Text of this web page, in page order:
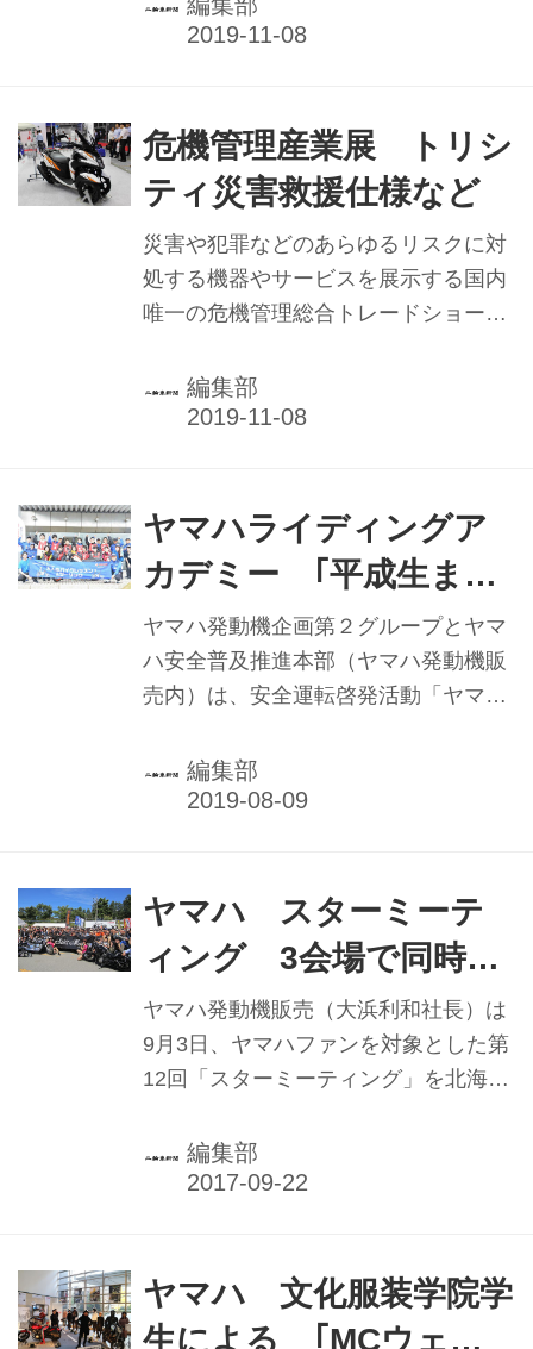
来場者数は10万5675人（速報値）。
危機管理産業展 トリシ
ティ災害救援仕様など
災害や犯罪などのあらゆるリスクに対
処する機器やサービスを展示する国内
唯一の危機管理総合トレードショーで
（RISCONTOKYO）2019」が、10月2
日～4日、東京都江東区の東京ビッグ
「トリシティ災害救援活動コンセプト
モデル」を展示。フロント二輪の
LMW（リーニングマルチホイール）モ
デルのトリシティに大型キャリア、シ
ート下に補助電源／バッテリー、サイ
レン／スピーカーなどを装備し、防災
る。既に販売されているスノータイ
ヤ、ハイスクリーン／ナックルバイザ
編集部
ヤマハライディングア
カデミー ｢平成生まれ
限定｣新設 女性対象
も レッスン＆プチツ
ーリング楽しむ
ヤマハ発動機企画第２グループとヤマ
ハ安全普及推進本部（ヤマハ発動機販
売内）は、安全運転啓発活動「ヤマハ
環で行っている「大人のバイクレッス
ン」のうち、今年から、平成生まれの
編集部
ヤマハ スターミーテ
ィング 3会場で同時開
催 1300台参加
ヤマハ発動機販売（大浜利和社長）は
9月3日、ヤマハファンを対象とした第
12回「スターミーティング」を北海道
市）、長野県（八ヶ岳富士見高原スキ
ー場／諏訪郡）、熊本県（うぶやま牧
総勢2325人が参加した。
編集部
ヤマハ 文化服装学院学
生による ｢MCウェア